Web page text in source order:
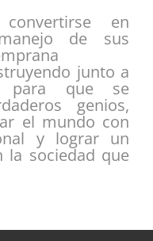
en
de sus
junto a
para que se
genios,
el mundo con
y lograr un
la sociedad que